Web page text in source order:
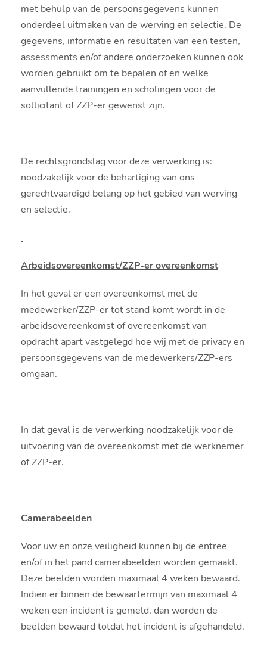
met behulp van de persoonsgegevens kunnen
onderdeel uitmaken van de werving en selectie. De
gegevens, informatie en resultaten van een testen,
assessments en/of andere onderzoeken kunnen ook
worden gebruikt om te bepalen of en welke
aanvullende trainingen en scholingen voor de
sollicitant of ZZP-er gewenst zijn.
De rechtsgrondslag voor deze verwerking is:
noodzakelijk voor de behartiging van ons
gerechtvaardigd belang op het gebied van werving
en selectie.
Arbeidsovereenkomst/ZZP-er overeenkomst
In het geval er een overeenkomst met de
medewerker/ZZP-er tot stand komt wordt in de
arbeidsovereenkomst of overeenkomst van
opdracht apart vastgelegd hoe wij met de privacy en
persoonsgegevens van de medewerkers/ZZP-ers
omgaan.
In dat geval is de verwerking noodzakelijk voor de
uitvoering van de overeenkomst met de werknemer
of ZZP-er.
Camerabeelden
Voor uw en onze veiligheid kunnen bij de entree
en/of in het pand camerabeelden worden gemaakt.
Deze beelden worden maximaal 4 weken bewaard.
Indien er binnen de bewaartermijn van maximaal 4
weken een incident is gemeld, dan worden de
beelden bewaard totdat het incident is afgehandeld.